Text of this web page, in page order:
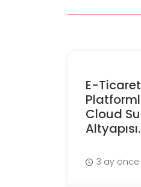
E-Ticaret
Cloud
3 ay önce